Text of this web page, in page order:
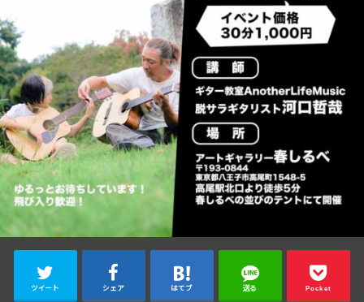
ツイート シェア はてブ 送る Pocket